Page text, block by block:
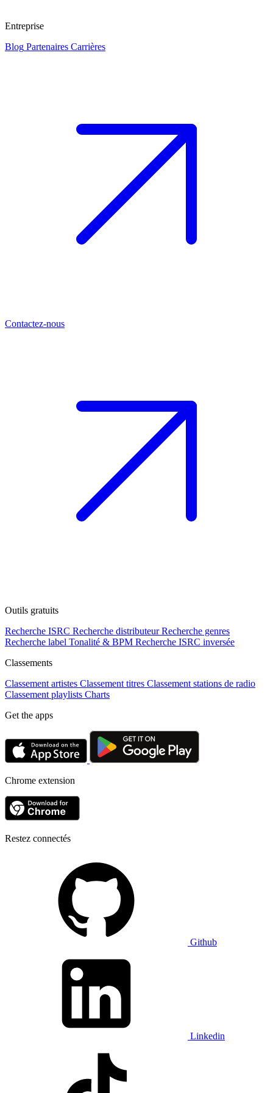
Entreprise
Blog Partenaires Carrières
Contactez-nous
Outils gratuits
Recherche ISRC Recherche distributeur Recherche genres
Recherche label Tonalité & BPM Recherche ISRC inversée
Classements
Classement artistes Classement titres Classement stations de radio
Classement playlists Charts
Get the apps
Chrome extension
Restez connectés
Github
Linkedin